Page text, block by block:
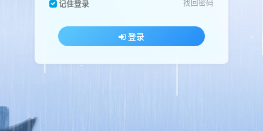
记住登录 找回密码
登录